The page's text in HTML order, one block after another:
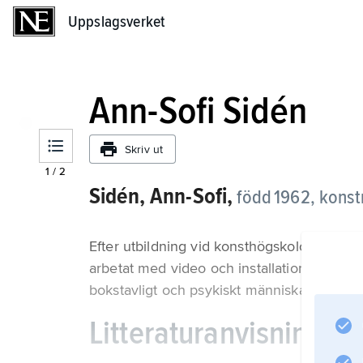
Uppslagsverket
1 /2
Ann-Sofi Sidén
Skriv ut
Sidén, Ann-Sofi, född 1962,
Efter utbildning vid konsthögskolorna i
arbetat med video och installationer. Hon
bokstavligt och psykiskt människans
Litteraturanvisning